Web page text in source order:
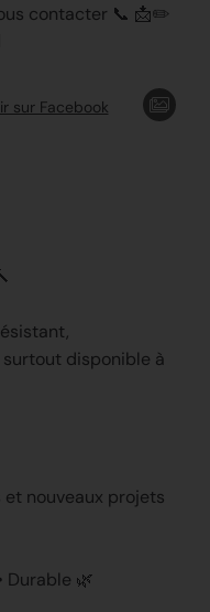
contacter 📞 📩✏️
sur Facebook
disponible à
nouveaux projets
Durable 🌿